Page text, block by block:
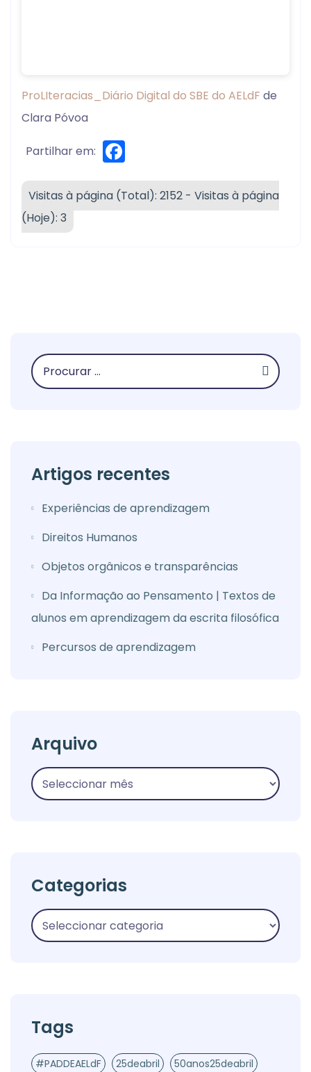
ProLIteracias_Diário Digital do SBE do AELdF de
Clara Póvoa
Partilhar em:
Visitas à página (Total): 2152 - Visitas à página
(Hoje): 3
Artigos recentes
Experiências de aprendizagem
Direitos Humanos
Objetos orgânicos e transparências
Da Informação ao Pensamento | Textos de
alunos em aprendizagem da escrita filosófica
Percursos de aprendizagem
Arquivo
Categorias
Tags
#PADDEAELdF 25deabril
50anos25deabril